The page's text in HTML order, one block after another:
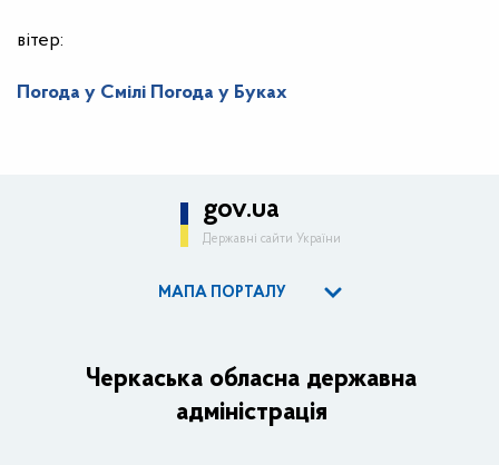
вітер:
Погода у Смілі Погода у Буках
gov.ua
Державні сайти України
МАПА ПОРТАЛУ
Керівництво адміністрації
Основні завдання та нормативно-правові засади
Черкаська обласна державна
адміністрація